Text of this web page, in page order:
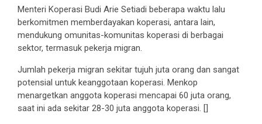
Menteri Koperasi Budi Arie Setiadi beberapa waktu lalu
berkomitmen memberdayakan koperasi, antara lain,
mendukung omunitas-komunitas koperasi di berbagai
sektor, termasuk pekerja migran.
Jumlah pekerja migran sekitar tujuh juta orang dan sangat
potensial untuk keanggotaan koperasi. Menkop
menargetkan anggota koperasi mencapai 60 juta orang,
saat ini ada sekitar 28-30 juta anggota koperasi. []